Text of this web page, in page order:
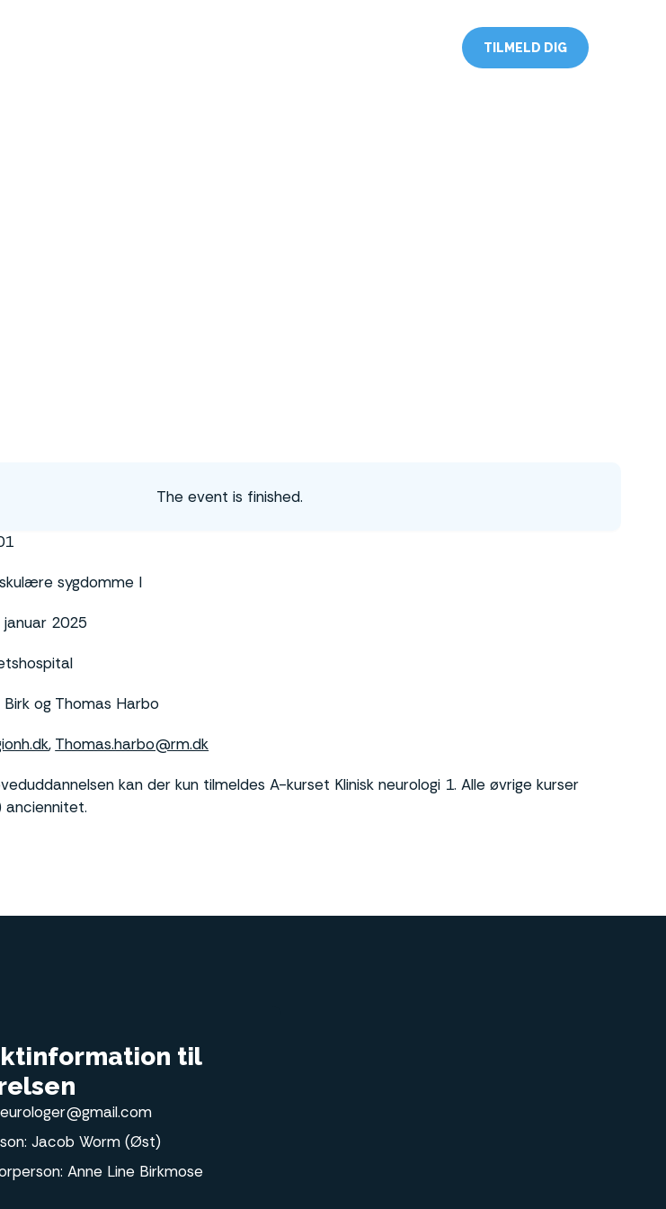
TILMELD DIG
The event is finished.
sygdomme I
2025
og Thomas Harbo
, Thomas.harbo@rm.dk
kan der kun tilmeldes A-kurset Klinisk neurologi 1. Alle øvrige kurser
anciennitet.
til
Jacob Worm (Øst)
Anne Line Birkmose